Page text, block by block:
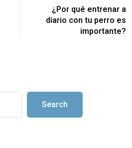
¿Por qué entrenar a
diario con tu perro es
importante?
Search